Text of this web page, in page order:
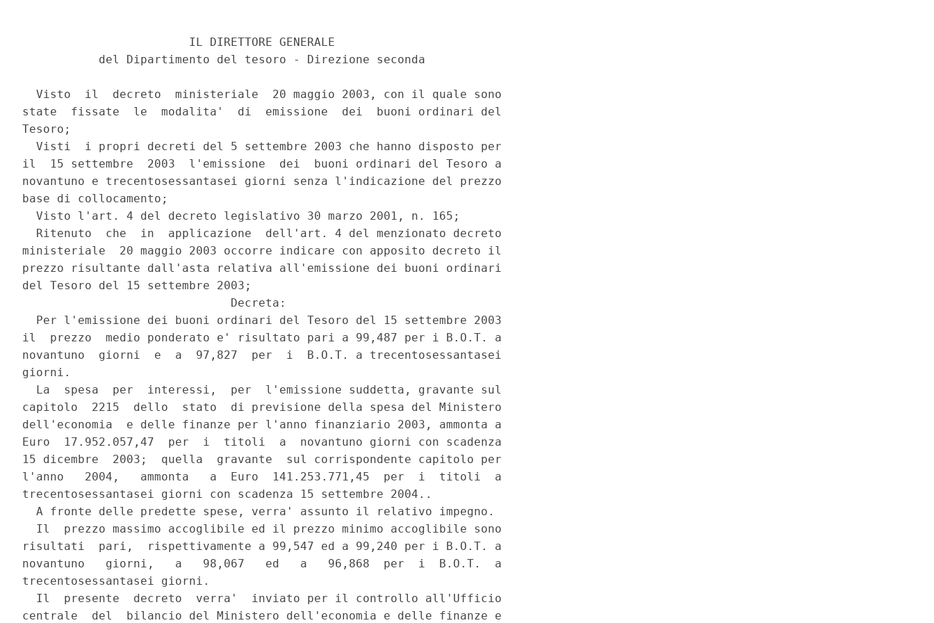
                        IL DIRETTORE GENERALE
           del Dipartimento del tesoro - Direzione seconda
  Visto  il  decreto  ministeriale  20 maggio 2003, con il quale sono
state  fissate  le  modalita'  di  emissione  dei  buoni ordinari del
Tesoro;
  Visti  i propri decreti del 5 settembre 2003 che hanno disposto per
il  15 settembre  2003  l'emissione  dei  buoni ordinari del Tesoro a
novantuno e trecentosessantasei giorni senza l'indicazione del prezzo
base di collocamento;
  Visto l'art. 4 del decreto legislativo 30 marzo 2001, n. 165;
  Ritenuto  che  in  applicazione  dell'art. 4 del menzionato decreto
ministeriale  20 maggio 2003 occorre indicare con apposito decreto il
prezzo risultante dall'asta relativa all'emissione dei buoni ordinari
del Tesoro del 15 settembre 2003;
                              Decreta:
  Per l'emissione dei buoni ordinari del Tesoro del 15 settembre 2003
il  prezzo  medio ponderato e' risultato pari a 99,487 per i B.O.T. a
novantuno  giorni  e  a  97,827  per  i  B.O.T. a trecentosessantasei
giorni.
  La  spesa  per  interessi,  per  l'emissione suddetta, gravante sul
capitolo  2215  dello  stato  di previsione della spesa del Ministero
dell'economia  e delle finanze per l'anno finanziario 2003, ammonta a
Euro  17.952.057,47  per  i  titoli  a  novantuno giorni con scadenza
15 dicembre  2003;  quella  gravante  sul corrispondente capitolo per
l'anno   2004,   ammonta   a  Euro  141.253.771,45  per  i  titoli  a
trecentosessantasei giorni con scadenza 15 settembre 2004..
  A fronte delle predette spese, verra' assunto il relativo impegno.
  Il  prezzo massimo accoglibile ed il prezzo minimo accoglibile sono
risultati  pari,  rispettivamente a 99,547 ed a 99,240 per i B.O.T. a
novantuno   giorni,   a   98,067   ed   a   96,868  per  i  B.O.T.  a
trecentosessantasei giorni.
  Il  presente  decreto  verra'  inviato per il controllo all'Ufficio
centrale  del  bilancio del Ministero dell'economia e delle finanze e